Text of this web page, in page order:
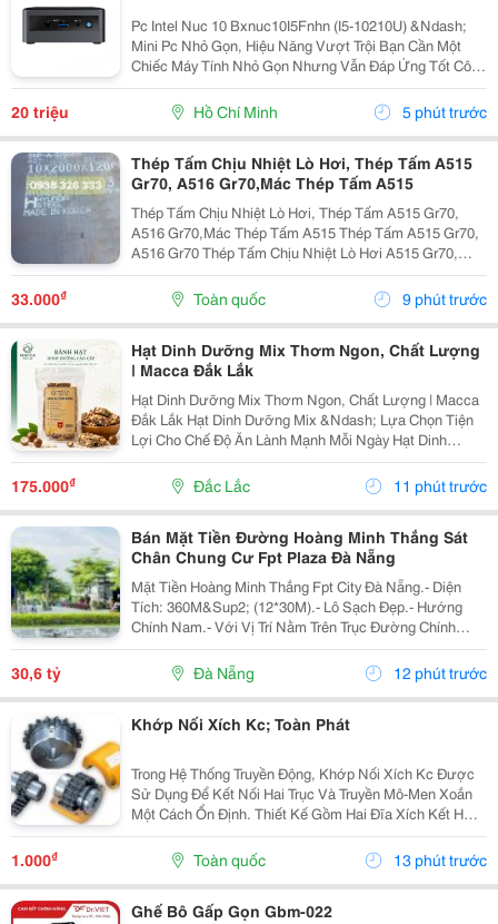
Pc Intel Nuc 10 Bxnuc10I5Fnhn (I5-10210U) &Ndash;
Mini Pc Nhỏ Gọn, Hiệu Năng Vượt Trội Bạn Cần Một
Chiếc Máy Tính Nhỏ Gọn Nhưng Vẫn Đáp Ứng Tốt Công
Việc Văn Phòng, Học Tập Hay Giải Trí? Pc Intel Nuc 10
Bxnuc10I5Fnhn (I5-10210U) Là Lựa Chọn Lý Tưởng...
20 triệu Hồ Chí Minh 5 phút trước
Thép Tấm Chịu Nhiệt Lò Hơi, Thép Tấm A515
Gr70, A516 Gr70,Mác Thép Tấm A515
Thép Tấm Chịu Nhiệt Lò Hơi, Thép Tấm A515 Gr70,
A516 Gr70,Mác Thép Tấm A515 Thép Tấm A515 Gr70,
A516 Gr70 Thép Tấm Chịu Nhiệt Lò Hơi A515 Gr70,
A516 Gr70,20Mm,25Mm Thép Tấm Lò Hơi A515 Gr70
Là Loại Thép Hợp Kim Carbon-Silicon Chất Lượng
33.000₫ Toàn quốc 9 phút trước
Hạt Dinh Dưỡng Mix Thơm Ngon, Chất Lượng
| Macca Đắk Lắk
Hạt Dinh Dưỡng Mix Thơm Ngon, Chất Lượng | Macca
Đắk Lắk Hạt Dinh Dưỡng Mix &Ndash; Lựa Chọn Tiện
Lợi Cho Chế Độ Ăn Lành Mạnh Mỗi Ngày Hạt Dinh
Dưỡng Mix Là Sự Kết Hợp Của Nhiều Loại Hạt Giàu
Dưỡng Chất, Mang Đến Hương Vị Thơm Ngon Và Tiện
175.000₫ Đắc Lắc 11 phút trước
Bán Mặt Tiền Đường Hoàng Minh Thắng Sát
Chân Chung Cư Fpt Plaza Đà Nẵng
Mặt Tiền Hoàng Minh Thắng Fpt City Đà Nẵng.- Diện
Tích: 360M&Sup2; (12*30M).- Lô Sạch Đẹp.- Hướng
Chính Nam.- Với Vị Trí Nằm Trên Trục Đường Chính
Thông Từ Sân Bay Quốc Tế Đà Nẵng Ra Đến Bãi Tắm
Tân Trà. Là Một Trong Những Tuyến Đường Huyết Mạch
30,6 tỷ Đà Nẵng 12 phút trước
Khớp Nối Xích Kc; Toàn Phát
Trong Hệ Thống Truyền Động, Khớp Nối Xích Kc Được
Sử Dụng Để Kết Nối Hai Trục Và Truyền Mô-Men Xoắn
Một Cách Ổn Định. Thiết Kế Gồm Hai Đĩa Xích Kết Hợp
Với Xích Con Lăn Giúp Truyền Lực Hiệu Quả, Đồng Thời
Có Thể Bù Một Phần Sai Lệch Nhỏ Giữa Các...
1.000₫ Toàn quốc 13 phút trước
Ghế Bô Gấp Gọn Gbm-022